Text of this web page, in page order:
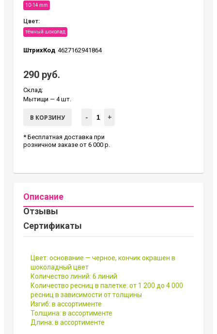
10-14 mm
Цвет:
тёмный шоколад
ШтрихКод 4627162941864
290 руб.
Склад:
Мытищи — 4 шт.
В КОРЗИНУ - +
* Бесплатная доставка при
розничном заказе от 6 000 р.
Описание
Отзывы
Сертификаты
Цвет: основание — черное, кончик окрашен в
шоколадный цвет
Количество линий: 6 линий
Количество ресниц в палетке: от 1 200 до 4 000
ресниц в зависимости от толщины
Изгиб: в ассортименте
Толщина: в ассортименте
Длина: в ассортименте